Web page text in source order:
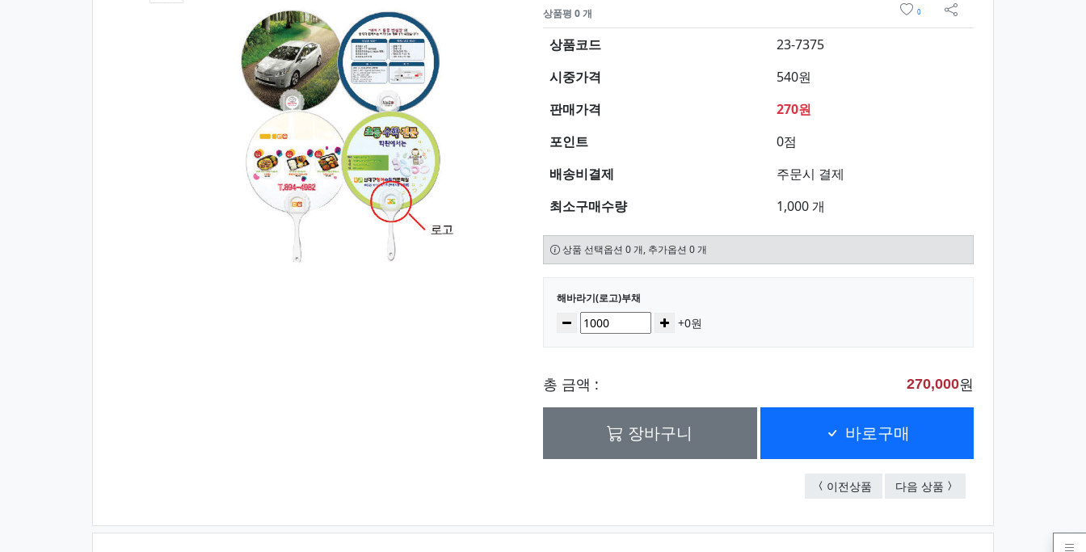
상품평 0 개 0
sns 공유
상품코드
23-7375
시중가격
540원
판매가격
270원
포인트
0점
배송비결제
주문시 결제
최소구매수량
1,000 개
상품 선택옵션 0 개, 추가옵션 0 개
선택된 옵션
해바라기(로고)부채
수량감소 증가+0원
총 금액 : 270,000원
장바구니 바로구매
이전상품 뉴(로고)타원부채
다음 상품 특왕(로고)부채